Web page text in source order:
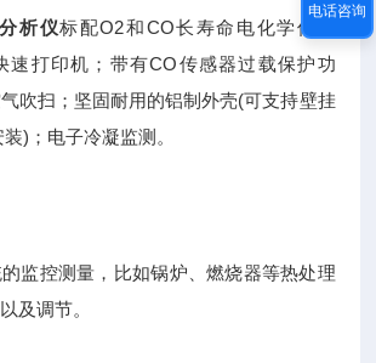
析仪标配O2和CO长寿命电化学传感
速打印机；带有CO传感器过载保护功
吹扫；坚固耐用的铝制外壳(可支持壁挂
)；电子冷凝监测。
监控测量，比如锅炉、燃烧器等热处理
及调节。
电话咨询